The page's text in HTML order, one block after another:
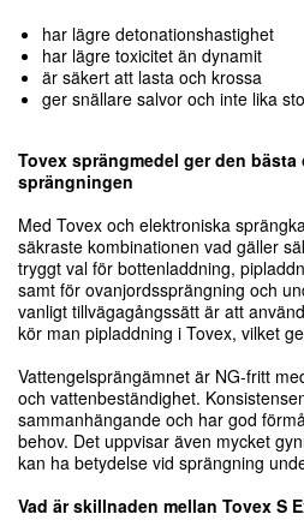
har lägre detonationshastighet
har lägre toxicitet än dynamit
är säkert att lasta och krossa
ger snällare salvor och inte lika
Tovex sprängmedel ger den
sprängningen
Med Tovex och elektroniska
säkraste kombinationen vad gäller
tryggt val för bottenladdning,
samt för ovanjordssprängning och
vanligt tillvägagångssätt är att
kör man pipladdning i Tovex, vilket
Vattengelsprängämnet är NG-fritt
och vattenbeständighet.
sammanhängande och har god
behov. Det uppvisar även mycket
kan ha betydelse vid sprängning
Vad är skillnaden mellan Tovex S